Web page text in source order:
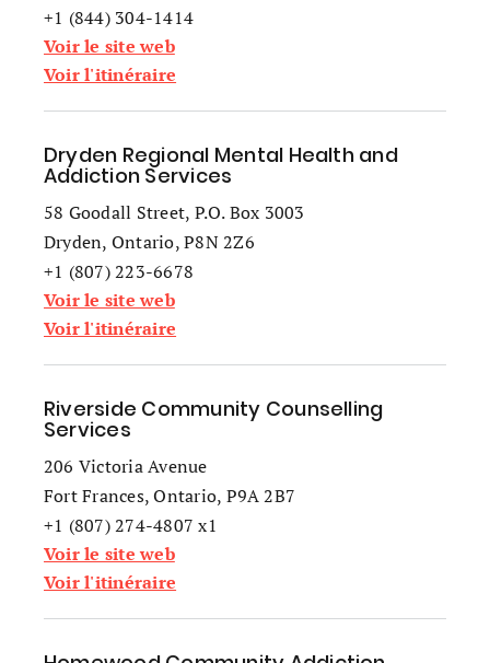
+1 (844) 304-1414
Voir le site web
Voir l'itinéraire
Dryden Regional Mental Health and
Addiction Services
58 Goodall Street, P.O. Box 3003
Dryden, Ontario, P8N 2Z6
+1 (807) 223-6678
Voir le site web
Voir l'itinéraire
Riverside Community Counselling
Services
206 Victoria Avenue
Fort Frances, Ontario, P9A 2B7
+1 (807) 274-4807 x1
Voir le site web
Voir l'itinéraire